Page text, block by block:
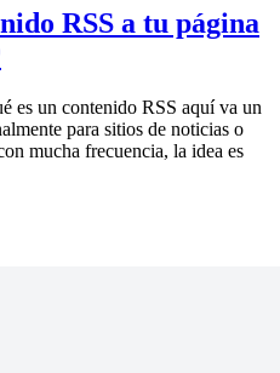
RSS a tu página
es un contenido RSS aquí va un
para sitios de noticias o
mucha frecuencia, la idea es